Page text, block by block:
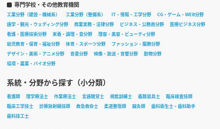
専門学校・その他教育機関
工業分野（建設・機械系） 工業分野（整備系） IT・情報・工学分野
CG・ゲーム・WEB分野
語学・観光・ウェディング分野
商業実務・法律分野 ビジネス・公務員分野
医療ビジネス分野
看護・医療技術分野
栄養・調理・食分野
理容・美容・ビューティ分野
幼児教育・保育・福祉分野
体育・スポーツ分野
ファッション・服飾分野
デザイン・美術・アニメ分野
音楽分野 映像・放送・音響分野
動物分野
環境・農業・バイオ分野
系統・分野から探す（小分類）
看護師 理学療法士 作業療法士 言語聴覚士 視能訓練士 義肢装具士
臨床検査技師
臨床工学技士
診療放射線技師 救急救命士 柔道整復師 鍼灸師
歯科衛生士・歯科助手
歯科技工士